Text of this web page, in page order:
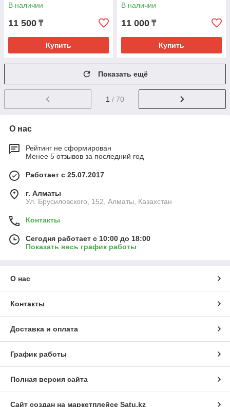
В наличии
11 500 ₸
Купить
В наличии
11 000 ₸
Купить
Показать ещё
1 / 70
О нас
Рейтинг не сформирован
Менее 5 отзывов за последний год
Работает с 25.07.2017
г. Алматы
Ул. Брусиловского, 152, Алматы, Казахстан
Контакты
Сегодня работает с 10:00 до 18:00
Показать весь график работы
О нас
Контакты
Доставка и оплата
График работы
Полная версия сайта
Сайт создан на маркетплейсе Satu.kz